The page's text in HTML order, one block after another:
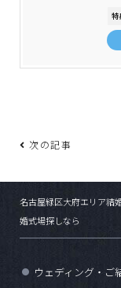
特
次の記事
名古屋緑区大府エリア結
婚式場探しなら
● ウェディング・ご